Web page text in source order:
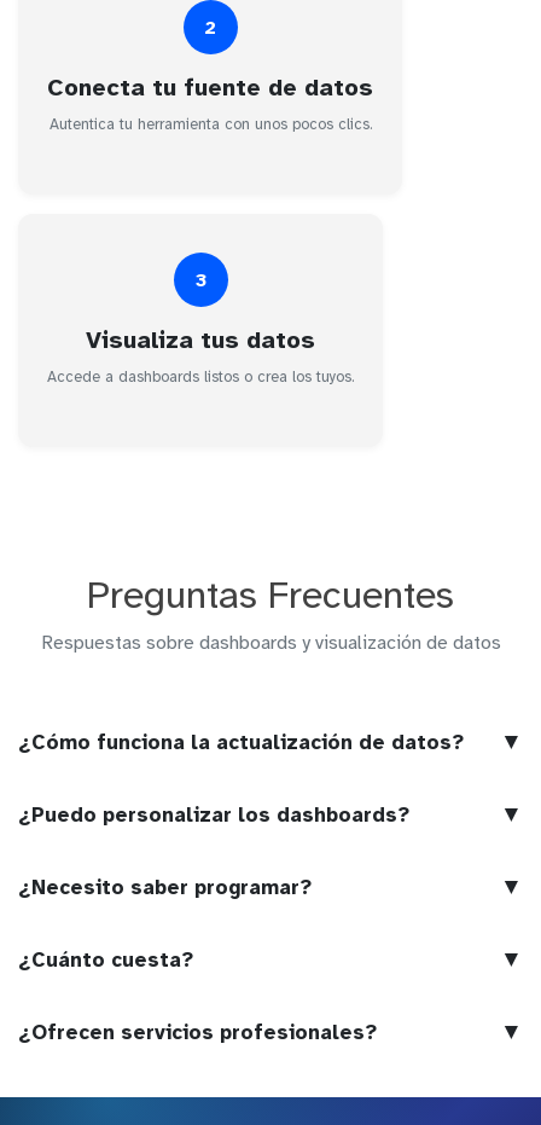
2
Conecta tu fuente de datos
Autentica tu herramienta con unos pocos clics.
3
Visualiza tus datos
Accede a dashboards listos o crea los tuyos.
Preguntas Frecuentes
Respuestas sobre dashboards y visualización de datos
¿Cómo funciona la actualización de datos? ▼
¿Puedo personalizar los dashboards? ▼
¿Necesito saber programar? ▼
¿Cuánto cuesta? ▼
¿Ofrecen servicios profesionales? ▼